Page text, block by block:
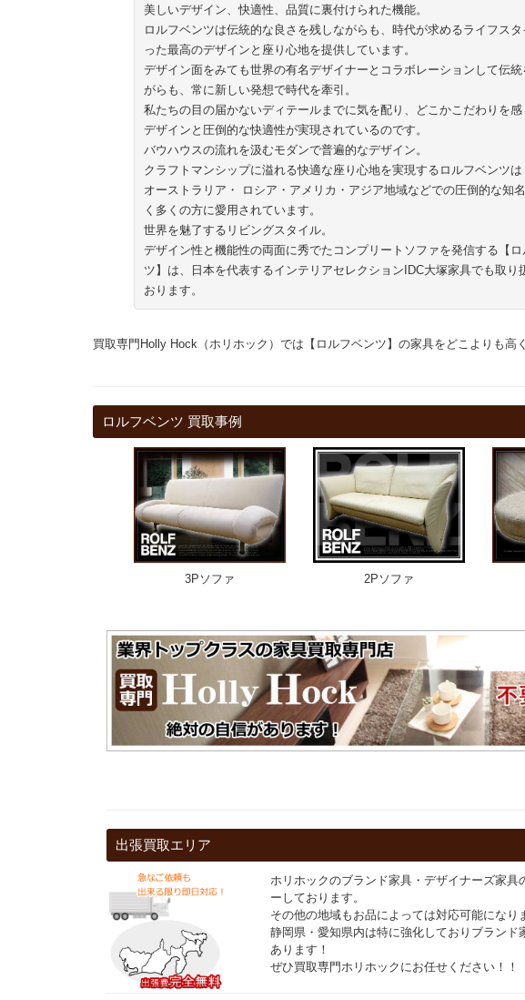
美しいデザイン、快適性、品質に裏付けられた機能。
ロルフベンツは伝統的な良さを残しながらも、時代が求めるライフス
った最高のデザインと座り心地を提供しています。
デザイン面をみても世界の有名デザイナーとコラボレーションして伝統
がらも、常に新しい発想で時代を牽引。
私たちの目の届かないディテールまでに気を配り、どこかこだわりを感
デザインと圧倒的な快適性が実現されているのです。
バウハウスの流れを汲むモダンで普遍的なデザイン。
クラフトマンシップに溢れる快適な座り心地を実現するロルフベンツは
オーストラリア・ ロシア・アメリカ・アジア地域などでの圧倒的な知
く多くの方に愛用されています。
世界を魅了するリビングスタイル。
デザイン性と機能性の両面に秀でたコンプリートソファを発信する【ロ
ツ】は、日本を代表するインテリアセレクションIDC大塚家具でも取り
おります。
買取専門Holly Hock（ホリホック）では【ロルフベンツ】の家具をどこよりも高
ロルフベンツ 買取事例
3Pソファ 2Pソファ
出張買取エリア
ホリホックのブランド家具・デザイナーズ家
ーしております。
その他の地域もお品によっては対応可能になり
静岡県・愛知県内は特に強化しておりブラン
あります！
ぜひ買取専門ホリホックにお任せください！！